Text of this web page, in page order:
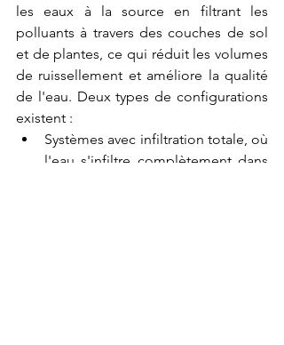
les eaux à la source en filtrant les
polluants à travers des couches de sol
et de plantes, ce qui réduit les volumes
de ruissellement et améliore la qualité
de l'eau. Deux types de configurations
existent :
Systèmes avec infiltration totale, où
l'eau s'infiltre complètement dans